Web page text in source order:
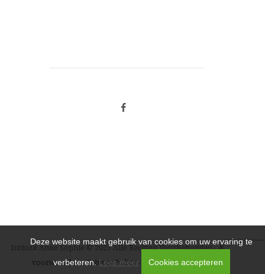
Intituut Anne Sophie © 2023 Alle Rechten Voorbehouden -Algemene
voorwaarden-Privacy Policy- Disclaimer -Cookiebeleid
Deze website maakt gebruik van cookies om uw ervaring te
verbeteren.Lees meer Cookies accepteren